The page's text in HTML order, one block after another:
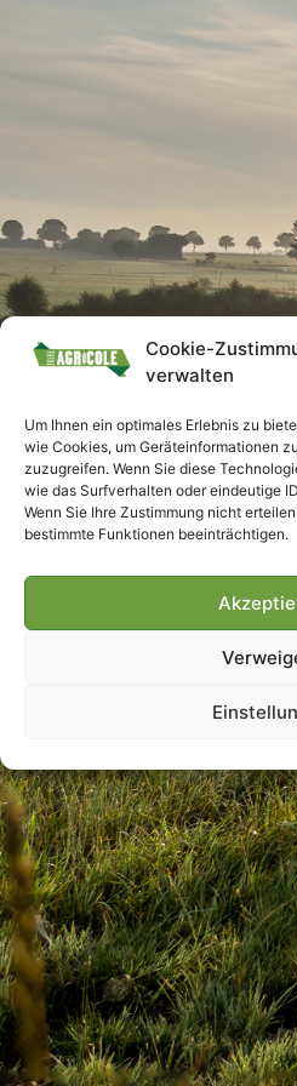
Cookie-
verwalten
Um Ihnen ein optimales Erlebnis zu
wie Cookies, um Geräteinformationen
zuzugreifen. Wenn Sie diese
wie das Surfverhalten oder eindeutige
Wenn Sie Ihre Zustimmung nicht
bestimmte Funktionen beeinträchtigen.
Villmools